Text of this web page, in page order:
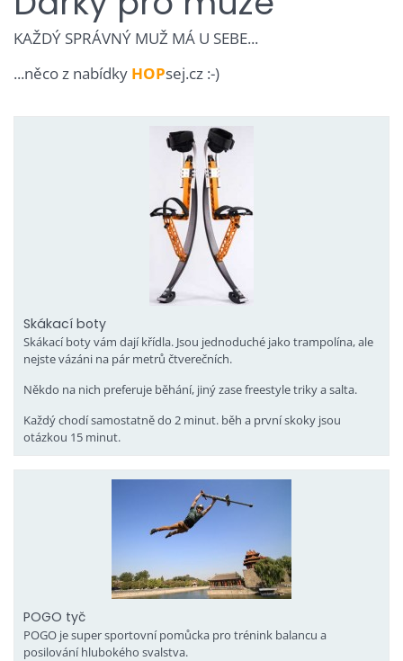
KAŽDÝ SPRÁVNÝ MUŽ MÁ U SEBE...
...něco z nabídky HOPsej.cz :-)
Skákací boty
Skákací boty vám dají křídla. Jsou jednoduché jako trampolína, ale
nejste vázáni na pár metrů čtverečních.
Někdo na nich preferuje běhání, jiný zase freestyle triky a salta.
Každý chodí samostatně do 2 minut. běh a první skoky jsou
otázkou 15 minut.
POGO tyč
POGO je super sportovní pomůcka pro trénink balancu a
posilování hlubokého svalstva.